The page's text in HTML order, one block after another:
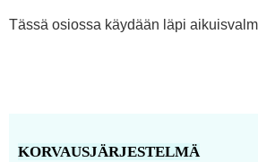
Tässä osiossa käydään läpi
KORVAUSJÄRJESTELMÄ